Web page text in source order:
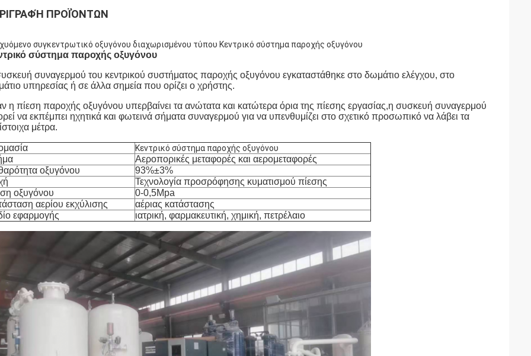
ΠΡΟΪΌΝΤΩΝ
συγκεντρωτικό οξυγόνου διαχωρισμένου τύπου Κεντρικό σύστημα παροχής οξυγόνου
σύστημα παροχής οξυγόνου
συναγερμού του κεντρικού συστήματος παροχής οξυγόνου εγκαταστάθηκε στο δωμάτιο ελέγχου, στο
υπηρεσίας ή σε άλλα σημεία που ορίζει ο χρήστης.
η πίεση παροχής οξυγόνου υπερβαίνει τα ανώτατα και κατώτερα όρια της πίεσης εργασίας,η συσκευή συναγερμού
να εκπέμπει ηχητικά και φωτεινά σήματα συναγερμού για να υπενθυμίζει στο σχετικό προσωπικό να λάβει τα
μέτρα.
Κεντρικό σύστημα παροχής οξυγόνου
Αεροπορικές μεταφορές και αερομεταφορές
οξυγόνου
93%±3%
Τεχνολογία προσρόφησης κυματισμού πίεσης
οξυγόνου
0-0,5Mpa
αερίου εκχύλισης
αέριας κατάστασης
εφαρμογής
ιατρική, φαρμακευτική, χημική, πετρέλαιο